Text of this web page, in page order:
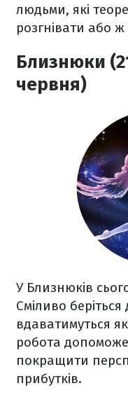
людьми, які
розгнівати або
Близнюки
червня)
У Близнюків
Сміливо
вдаватимуться
робота
покращити
прибутків.